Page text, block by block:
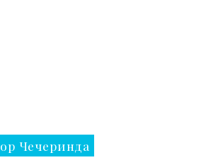
Чечеринда